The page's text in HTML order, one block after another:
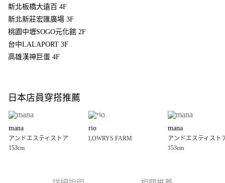
2.付款方式選擇「大哥付你分期」，訂單成立後會自動跳轉到大哥付的交易
流程，驗證手機門號後，選擇欲分期的期數、繳款截止日，確認付款後即完
成交易。
3.實際核准額度、可分期數及費用金額請依後續交易確認頁面所載為準。
4.訂單成立30分鐘內，如未前往確認交易或遇審核未通過，訂單將自動取
法說明評估內容。
2.透過簡訊連結打開帳單後，可選擇「超商條碼／台灣大直營門市／銀行轉
1.本服務係由「台灣大哥大股份有限公司」（以下簡稱本公司）所提供，讓
用戶於交易時，得透過本服務購買商品或服務，並由商店將買賣／分期付款
買賣價金債權讓與本公司後，依約使用本公司帳單繳交帳款。
相關說明
【關於「AFTEE先享後付」】
AFTEE先享後付是「在收到商品之後才付款」的支付方式。 讓您購物簡單便
利好安心！
１．簡單：不需註冊會員、不需綁卡、不需儲值。
２．便利：只要手機號碼，簡訊認證，即可結帳。
結帳頁面，進行簡訊認證並確認金額後，即可完成結帳。
３．收到繳費通知簡訊後14天內，點擊此簡訊中的連結，可透過四大超商／
ATM／網路銀行／等多元方式進行付款，方視為交易完成。
※ 請注意：結帳手續完成當下不需立刻繳費，但若您需要取消訂單，請聯絡
購買商品的店家。未經商家同意取消之訂單仍視為有效，需透過AFTEE先享
客戶支援中心」https://netprotections.freshdesk.com/support/home
運送方式
全家 取貨付款
每筆NT$80，滿NT$888(含以上)免運費
每筆NT$80，滿NT$888(含以上)免運費
7-11 取貨付款
每筆NT$80，滿NT$1,500(含以上)免運費
付款後 7-11取貨
新北板橋大遠百 4F
新北新莊宏匯廣場 3F
桃園中壢SOGO元化館 2F
台中LALAPORT 3F
高雄漢神巨蛋 4F
日本店員穿搭推薦
mana
アンドエスティストア
153cm
rio
LOWRYS FARM
mana
アンドエスティスト
153cm